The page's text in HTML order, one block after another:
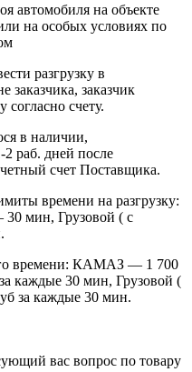
автомобиля на объекте
на особых условиях по
разгрузку в
заказчика, заказчик
согласно счету.
в наличии,
2 раб. дней после
счет Поставщика.
времени на разгрузку:
мин, Грузовой ( с
времени: КАМАЗ — 1 700
каждые 30 мин, Грузовой (
за каждые 30 мин.
вас вопрос по товару